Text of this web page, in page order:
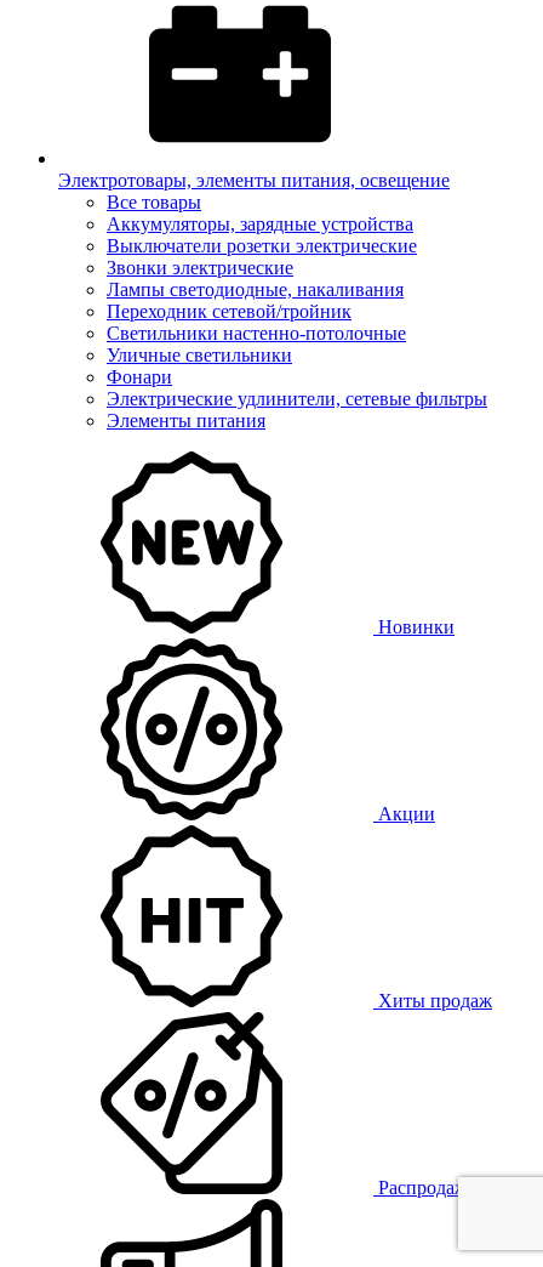
Электротовары, элементы питания, освещение
Все товары
Аккумуляторы, зарядные устройства
Выключатели розетки электрические
Звонки электрические
Лампы светодиодные, накаливания
Переходник сетевой/тройник
Светильники настенно-потолочные
Уличные светильники
Фонари
Электрические удлинители, сетевые фильтры
Элементы питания
Новинки
Акции
Хиты продаж
Распродажа